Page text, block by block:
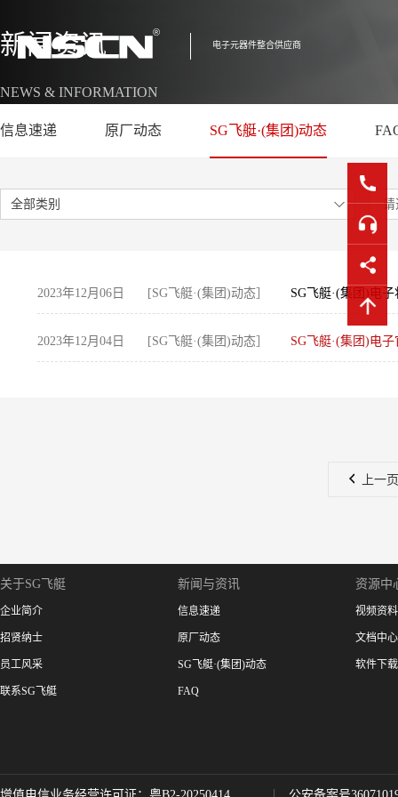
电子元器件整合供应商
新闻资讯
NEWS & INFORMATION
信息速递 原厂动态 SG飞艇·(集团)动态
全部类别
2023年12月06日 [SG飞艇·(集团)动态］ SG飞艇·(集团)电
2023年12月04日 [SG飞艇·(集团)动态］ SG飞艇·(集团)电
上一页
关于SG飞艇
企业简介
招贤纳士
员工风采
联系SG飞艇
新闻与资讯
信息速递
原厂动态
SG飞艇·(集团)动态
FAQ
资源中
视频资料
文档中心
软件下载